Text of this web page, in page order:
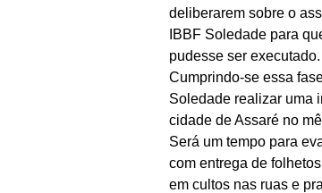
deliberarem sobre o
IBBF Soledade para
pudesse ser executado.
Cumprindo-se essa
Soledade realizar uma
cidade de Assaré no
Será um tempo para
com entrega de
em cultos nas ruas e